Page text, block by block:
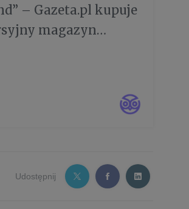
– Gazeta.pl kupuje
magazyn
Udostępnij